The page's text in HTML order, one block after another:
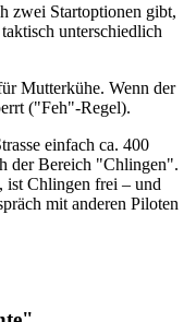
zwei Startoptionen gibt,
unterschiedlich
Mutterkühe. Wenn der
("Feh"-Regel).
einfach ca. 400
der Bereich "Chlingen".
ist Chlingen frei – und
mit anderen Piloten